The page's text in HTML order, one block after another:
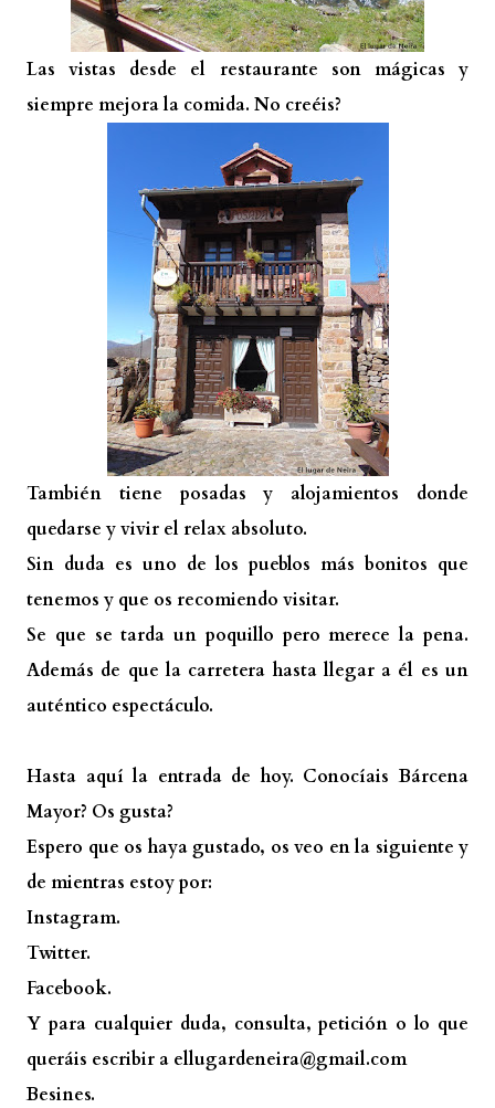
Las vistas desde el restaurante son mágicas y
siempre mejora la comida. No creéis?
También tiene posadas y alojamientos donde
quedarse y vivir el relax absoluto.
Sin duda es uno de los pueblos más bonitos que
tenemos y que os recomiendo visitar.
Se que se tarda un poquillo pero merece la pena.
Además de que la carretera hasta llegar a él es un
auténtico espectáculo.
Hasta aquí la entrada de hoy. Conocíais Bárcena
Mayor? Os gusta?
Espero que os haya gustado, os veo en la siguiente y
de mientras estoy por:
Instagram.
Twitter.
Facebook.
Y para cualquier duda, consulta, petición o lo que
queráis escribir a ellugardeneira@gmail.com
Besines.